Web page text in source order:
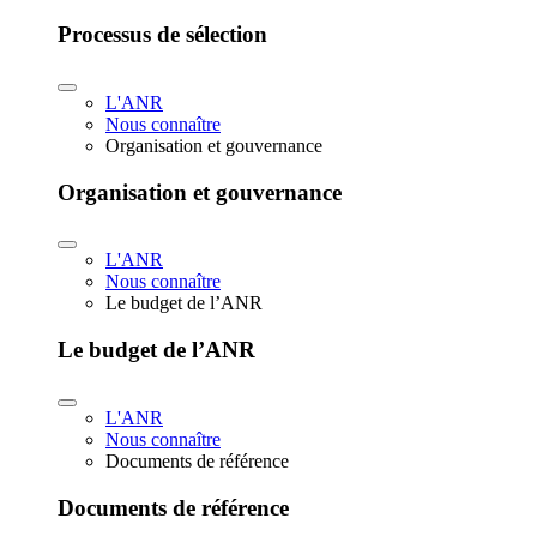
Processus de sélection
L'ANR
Nous connaître
Organisation et gouvernance
Organisation et gouvernance
L'ANR
Nous connaître
Le budget de l’ANR
Le budget de l’ANR
L'ANR
Nous connaître
Documents de référence
Documents de référence